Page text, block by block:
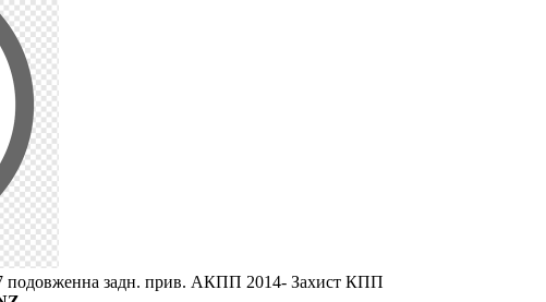
подовженна задн. прив. АКПП 2014- Захист КПП